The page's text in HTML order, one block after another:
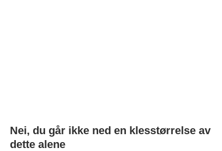
Nei, du går ikke ned en klesstørrelse av
dette alene